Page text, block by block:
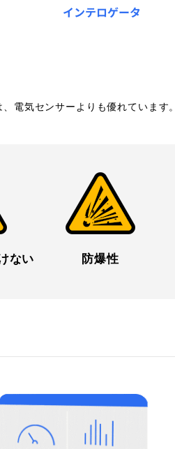
電気センサーよりも優れています。
ない 防爆性